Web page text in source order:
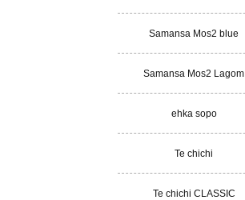
Samansa Mos2 blue
Samansa Mos2 Lagom
ehka sopo
Te chichi
Te chichi CLASSIC